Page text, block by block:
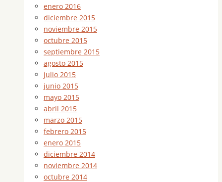
enero 2016
diciembre 2015
noviembre 2015
octubre 2015
septiembre 2015
agosto 2015
julio 2015
junio 2015
mayo 2015
abril 2015
marzo 2015
febrero 2015
enero 2015
diciembre 2014
noviembre 2014
octubre 2014